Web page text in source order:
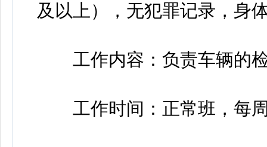
及以上），无犯罪记录，身
工作内容：负责车辆的检
工作时间：正常班，每